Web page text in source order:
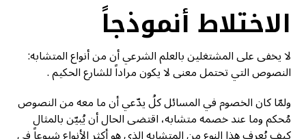
الاختلاط أنموذجاً
لا يخفى على المشتغلين بالعلم الشرعي أن من أنواع المتشابه:
النصوص التي تحتمل معنى لا يكون مراداً للشارع الحكيم .
ولمّا كان الخصوم في المسائل كلُ يدّعي أن ما معه من النصوص
مُحكم وما عند خصمه متشابه، اقتضى الحال أن يُبيّن بالمثال